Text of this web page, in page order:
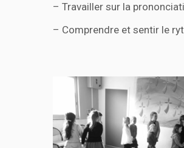
– Travailler sur la
– Comprendre et sentir le